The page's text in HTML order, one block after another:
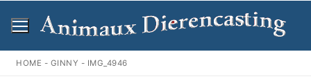
naar
inhoud
HOME - GINNY - IMG_4946